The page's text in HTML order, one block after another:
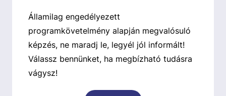
Államilag engedélyezett
programkövetelmény alapján megvalósuló
képzés, ne maradj le, legyél jól informált!
Válassz bennünket, ha megbízható tudásra
vágysz!